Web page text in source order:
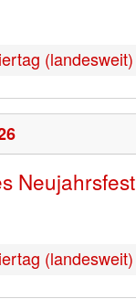
(landesweit)
Neujahrsfest
(landesweit)